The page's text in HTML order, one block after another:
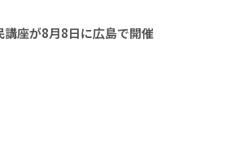
座が8月8日に広島で開催